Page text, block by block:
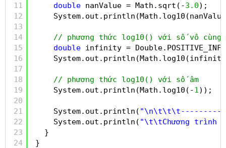
11
12
13
14
15
16
17
18
19
20
21
22
23
24
double nanValue = Math.sqrt(-3.0);
// phương thức log10() với số vô cùng
double infinity =
// phương thức log10() với số âm
System.out.println(Math.log10(-1
System.out.println(
System.out.println( "\t\tChương trình
}
}